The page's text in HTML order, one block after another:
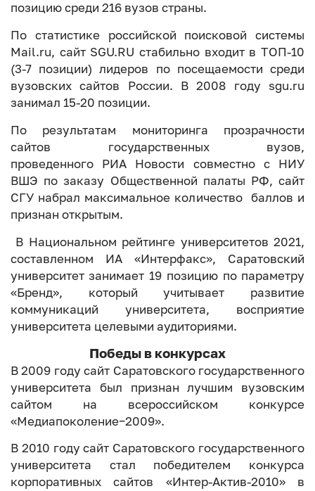
позицию среди 216 вузов страны.
По статистике российской поисковой системы
Mail.ru, сайт SGU.RU стабильно входит в ТОП-10
(3-7 позиции) лидеров по посещаемости среди
вузовских сайтов России. В 2008 году sgu.ru
занимал 15-20 позиции.
По результатам мониторинга прозрачности
сайтов государственных вузов,
проведенного РИА Новости совместно с НИУ
ВШЭ по заказу Общественной палаты РФ, сайт
СГУ набрал максимальное количество баллов и
признан открытым.
В Национальном рейтинге университетов 2021,
составленном ИА «Интерфакс», Саратовский
университет занимает 19 позицию по параметру
«Бренд», который учитывает развитие
коммуникаций университета, восприятие
университета целевыми аудиториями.
Победы в конкурсах
В 2009 году сайт Саратовского государственного
университета был признан лучшим вузовским
сайтом на всероссийском конкурсе
«Медиапоколение−2009».
В 2010 году сайт Саратовского государственного
университета стал победителем конкурса
корпоративных сайтов «Интер-Актив-2010» в